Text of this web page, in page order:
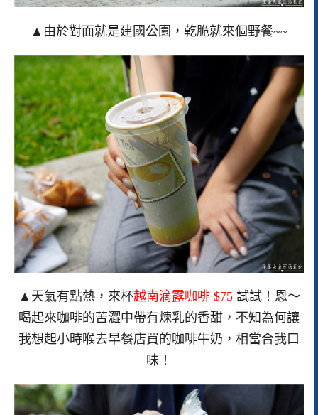
▲由於對面就是建國公園，乾脆就來個野餐~~
▲天氣有點熱，來杯越南滴露咖啡 $75試試！恩～
喝起來咖啡的苦澀中帶有煉乳的香甜，不知為何讓
我想起小時喉去早餐店買的咖啡牛奶，相當合我口
味！